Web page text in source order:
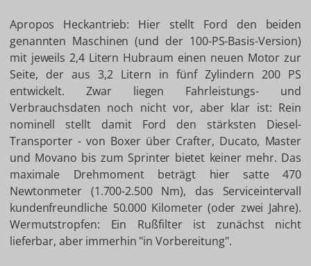
Apropos Heckantrieb: Hier stellt Ford den beiden
genannten Maschinen (und der 100-PS-Basis-Version)
mit jeweils 2,4 Litern Hubraum einen neuen Motor zur
Seite, der aus 3,2 Litern in fünf Zylindern 200 PS
entwickelt. Zwar liegen Fahrleistungs- und
Verbrauchsdaten noch nicht vor, aber klar ist: Rein
nominell stellt damit Ford den stärksten Diesel-
Transporter - von Boxer über Crafter, Ducato, Master
und Movano bis zum Sprinter bietet keiner mehr. Das
maximale Drehmoment beträgt hier satte 470
Newtonmeter (1.700-2.500 Nm), das Serviceintervall
kundenfreundliche 50.000 Kilometer (oder zwei Jahre).
Wermutstropfen: Ein Rußfilter ist zunächst nicht
lieferbar, aber immerhin "in Vorbereitung".